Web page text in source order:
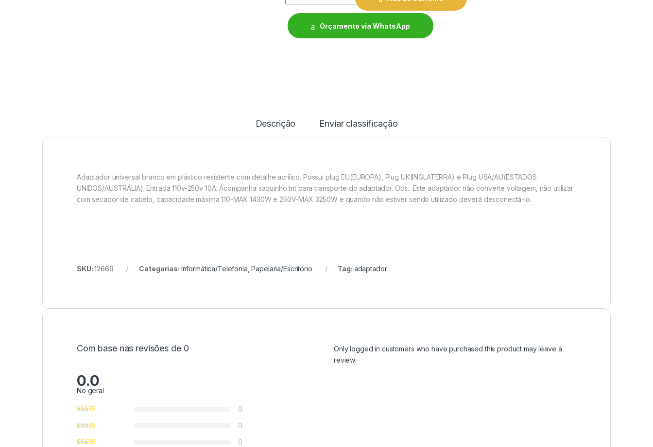
Orçamento via WhatsApp
Descrição Enviar classificação
Adaptador universal branco em plástico resistente com detalhe acrílico. Possui plug EU(EUROPA), Plug UK(INGLATERRA) e Plug USA/AU(ESTADOS
UNIDOS/AUSTRÁLIA). Entrada 110v-250v 10A. Acompanha saquinho tnt para transporte do adaptador. Obs.: Este adaptador não converte voltagem, não utilizar
com secador de cabelo, capacidade máxima 110-MAX 1430W e 250V-MAX 3250W e quando não estiver sendo utilizado deverá desconectá-lo.
SKU:12669 Categorias: Informática/Telefonia ,Papelaria/Escritório Tag: adaptador
Com base nas revisões de 0
0.0
No geral
0
0
0
Only logged in customers who have purchased this product may leave a
review.